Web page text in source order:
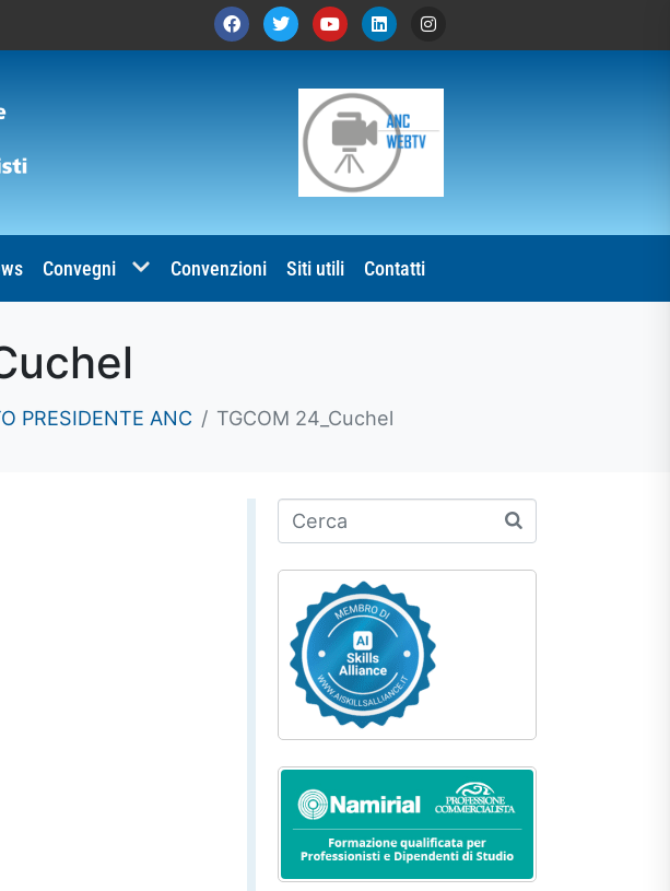
Convegni Convenzioni Siti utili Contatti
PRESIDENTE ANC TGCOM 24_Cuchel